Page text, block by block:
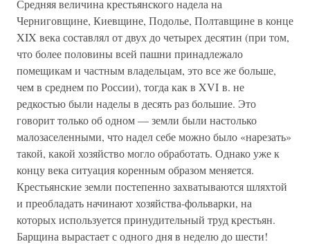
Средняя величина крестьянского надела на
Черниговщине, Киевщине, Подолье, Полтавщине в конце
XIX века составлял от двух до четырех десятин (при том,
что более половины всей пашни принадлежало
помещикам и частным владельцам, это все же больше,
чем в среднем по России), тогда как в XVI в. не
редкостью были наделы в десять раз большие. Это
говорит только об одном — земли были настолько
малозаселенными, что надел себе можно было «нарезать»
такой, какой хозяйство могло обработать. Однако уже к
концу века ситуация коренным образом меняется.
Крестьянские земли постепенно захватываются шляхтой
и преобладать начинают хозяйства-фольварки, на
которых используется принудительный труд крестьян.
Барщина вырастает с одного дня в неделю до шести!